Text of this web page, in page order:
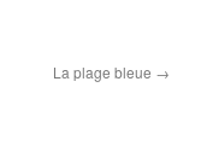
La plage bleue